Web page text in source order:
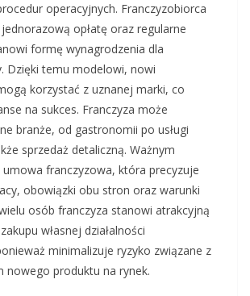
operacyjnych. Franczyzobiorca
opłatę oraz regularne
formę wynagrodzenia dla
Dzięki temu modelowi, nowi
korzystać z uznanej marki, co
na sukces. Franczyza może
branże, od gastronomii po usługi
sprzedaż detaliczną. Ważnym
franczyzowa, która precyzuje
obowiązki obu stron oraz warunki
osób franczyza stanowi atrakcyjną
własnej działalności
minimalizuje ryzyko związane z
nowego produktu na rynek.